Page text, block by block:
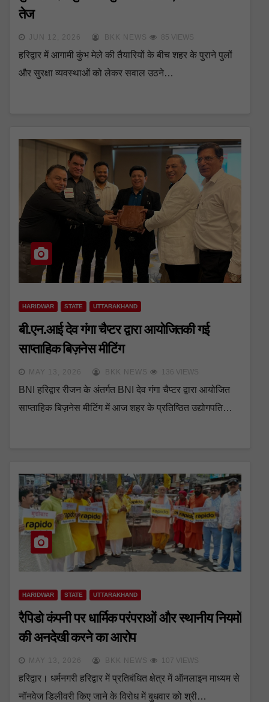
तेज
JUN 12, 2026 BKK NEWS 85 VIEWS
हरिद्वार में आगामी कुंभ मेले की तैयारियों के बीच शहर के पुराने पुलों
और सुरक्षा व्यवस्थाओं को लेकर सवाल उठने…
HARIDWAR STATE UTTARAKHAND
बी.एन.आई देव गंगा चैप्टर द्वारा आयोजितकी गई
साप्ताहिक बिज़नेस मीटिंग
MAY 13, 2026 BKK NEWS 136 VIEWS
BNI हरिद्वार रीजन के अंतर्गत BNI देव गंगा चैप्टर द्वारा आयोजित
साप्ताहिक बिज़नेस मीटिंग में आज शहर के प्रतिष्ठित उद्योगपति…
HARIDWAR STATE UTTARAKHAND
रैपिडो कंपनी पर धार्मिक परंपराओं और स्थानीय नियमों
की अनदेखी करने का आरोप
MAY 13, 2026 BKK NEWS 107 VIEWS
हरिद्वार। धर्मनगरी हरिद्वार में प्रतिबंधित क्षेत्र में ऑनलाइन माध्यम से
नॉनवेज डिलीवरी किए जाने के विरोध में बुधवार को श्री…